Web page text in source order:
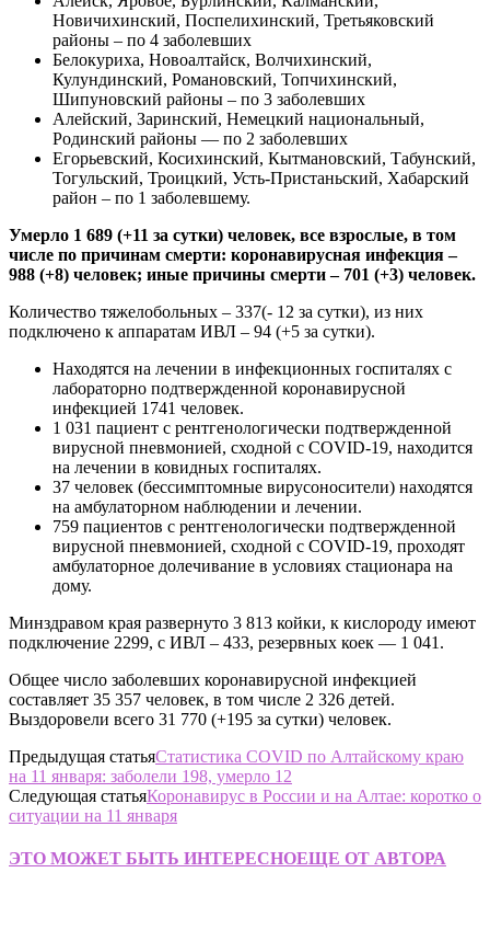
Новичихинский, Поспелихинский, Третьяковский
районы – по 4 заболевших
Белокуриха, Новоалтайск, Волчихинский,
Кулундинский, Романовский, Топчихинский,
Шипуновский районы – по 3 заболевших
Алейский, Заринский, Немецкий национальный,
Родинский районы — по 2 заболевших
Егорьевский, Косихинский, Кытмановский, Табунский,
Тогульский, Троицкий, Усть-Пристаньский, Хабарский
район – по 1 заболевшему.
Умерло 1 689 (+11 за сутки) человек, все взрослые, в том
числе по причинам смерти: коронавирусная инфекция –
988 (+8) человек; иные причины смерти – 701 (+3) человек.
Количество тяжелобольных – 337(- 12 за сутки), из них
подключено к аппаратам ИВЛ – 94 (+5 за сутки).
Находятся на лечении в инфекционных госпиталях с
лабораторно подтвержденной коронавирусной
инфекцией 1741 человек.
1 031 пациент с рентгенологически подтвержденной
вирусной пневмонией, сходной с COVID-19, находится
на лечении в ковидных госпиталях.
37 человек (бессимптомные вирусоносители) находятся
на амбулаторном наблюдении и лечении.
759 пациентов с рентгенологически подтвержденной
вирусной пневмонией, сходной с COVID-19, проходят
амбулаторное долечивание в условиях стационара на
дому.
Минздравом края развернуто 3 813 койки, к кислороду имеют
подключение 2299, с ИВЛ – 433, резервных коек — 1 041.
Общее число заболевших коронавирусной инфекцией
составляет 35 357 человек, в том числе 2 326 детей.
Выздоровели всего 31 770 (+195 за сутки) человек.
Предыдущая статьяСтатистика COVID по Алтайскому краю
на 11 января: заболели 198, умерло 12
Следующая статьяКоронавирус в России и на Алтае: коротко о
ситуации на 11 января
ЭТО МОЖЕТ БЫТЬ ИНТЕРЕСНОЕЩЕ ОТ АВТОРА